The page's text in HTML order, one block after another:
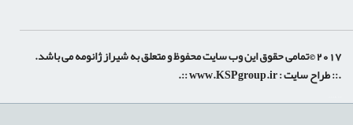
2017 ©تمامی حقوق این وب سایت محفوظ و متعلق به شیراز ژانومه می باشد.
.:: طراح سایت :www.KSPgroup.ir
::.